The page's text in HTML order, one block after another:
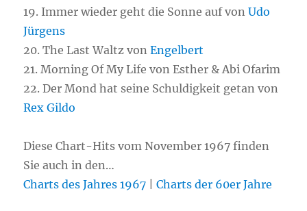
19. Immer wieder geht die Sonne auf vonUdo
Jürgens
20. The Last Waltz vonEngelbert
21. Morning Of My Life von Esther & Abi Ofarim
22. Der Mond hat seine Schuldigkeit getan von
Rex Gildo
Diese Chart-Hits vom November 1967 finden
Sie auch in den…
Charts des Jahres 1967 |Charts der 60er Jahre